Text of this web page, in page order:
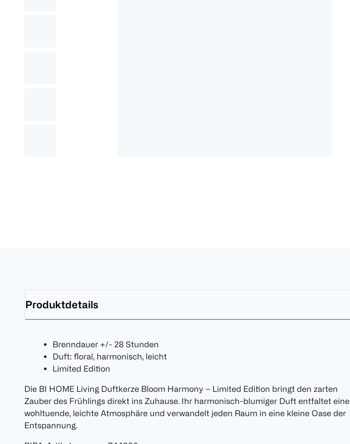
Produktdetails
Brenndauer +/- 28 Stunden
Duft: floral, harmonisch, leicht
Limited Edition
Die BI HOME Living Duftkerze Bloom Harmony – Limited Edition bringt den zarten
Zauber des Frühlings direkt ins Zuhause. Ihr harmonisch-blumiger Duft entfaltet eine
wohltuende, leichte Atmosphäre und verwandelt jeden Raum in eine kleine Oase der
Entspannung.